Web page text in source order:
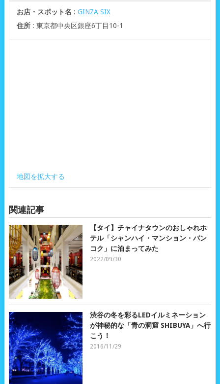
お店・スポット名 : GINZA SIX
住所: 東京都中央区銀座6丁目10-1
地図を拡大する
関連記事
【タイ】チャイナタウンのおしゃれホ
テル「シャンハイ・マンション・バン
コク」に泊まってみた
2022/09/30
渋谷の冬を彩るLEDイルミネーション
が神秘的な「青の洞窟 SHIBUYA」へ行
こう！
2016/11/29